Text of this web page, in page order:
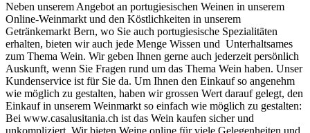
Neben unserem Angebot an portugiesischen Weinen in unserem
Online-Weinmarkt und den Köstlichkeiten in unserem
Getränkemarkt Bern, wo Sie auch portugiesische Spezialitäten
erhalten, bieten wir auch jede Menge Wissen und Unterhaltsames
zum Thema Wein. Wir geben Ihnen gerne auch jederzeit persönlich
Auskunft, wenn Sie Fragen rund um das Thema Wein haben. Unser
Kundenservice ist für Sie da. Um Ihnen den Einkauf so angenehm
wie möglich zu gestalten, haben wir grossen Wert darauf gelegt, den
Einkauf in unserem Weinmarkt so einfach wie möglich zu gestalten:
Bei www.casalusitania.ch ist das Wein kaufen sicher und